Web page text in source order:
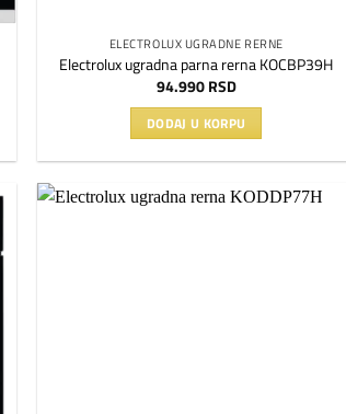
ELECTROLUX UGRADNE RERNE
Electrolux ugradna parna rerna KOCBP39H
94.990RSD
DODAJ U KORPU